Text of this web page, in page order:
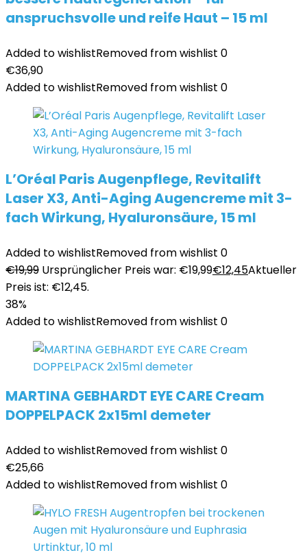
anspruchsvolle und reife Haut – 15 ml
Added to wishlistRemoved from wishlist 0
€36,90
Added to wishlistRemoved from wishlist 0
L’Oréal Paris Augenpflege, Revitalift
Laser X3, Anti-Aging Augencreme mit 3-
fach Wirkung, Hyaluronsäure, 15 ml
Added to wishlistRemoved from wishlist 0
€19,99 Ursprünglicher Preis war: €19,99€12,45Aktueller
Preis ist: €12,45.
38%
Added to wishlistRemoved from wishlist 0
MARTINA GEBHARDT EYE CARE Cream
DOPPELPACK 2x15ml demeter
Added to wishlistRemoved from wishlist 0
€25,66
Added to wishlistRemoved from wishlist 0